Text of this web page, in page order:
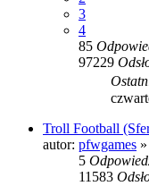
3
4
85
97229
Troll Football
autor: pfwgames »
5
11583